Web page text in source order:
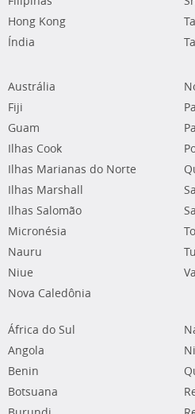
Hong Kong
Índia
Austrália
Fiji
Guam
Ilhas Cook
Ilhas Marianas do Norte
Ilhas Marshall
Ilhas Salomão
Micronésia
Nauru
Niue
Nova Caledônia
África do Sul
Angola
Benin
Botsuana